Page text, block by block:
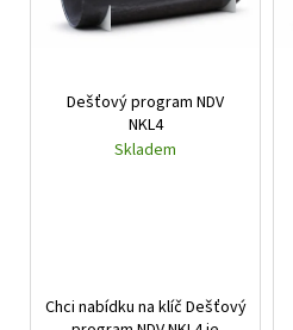
Dešťový program NDV
NKL4
Skladem
Chci nabídku na klíč Dešťový